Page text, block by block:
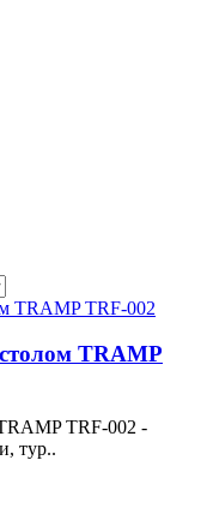
TRAMP
TRF-002 -
тур..